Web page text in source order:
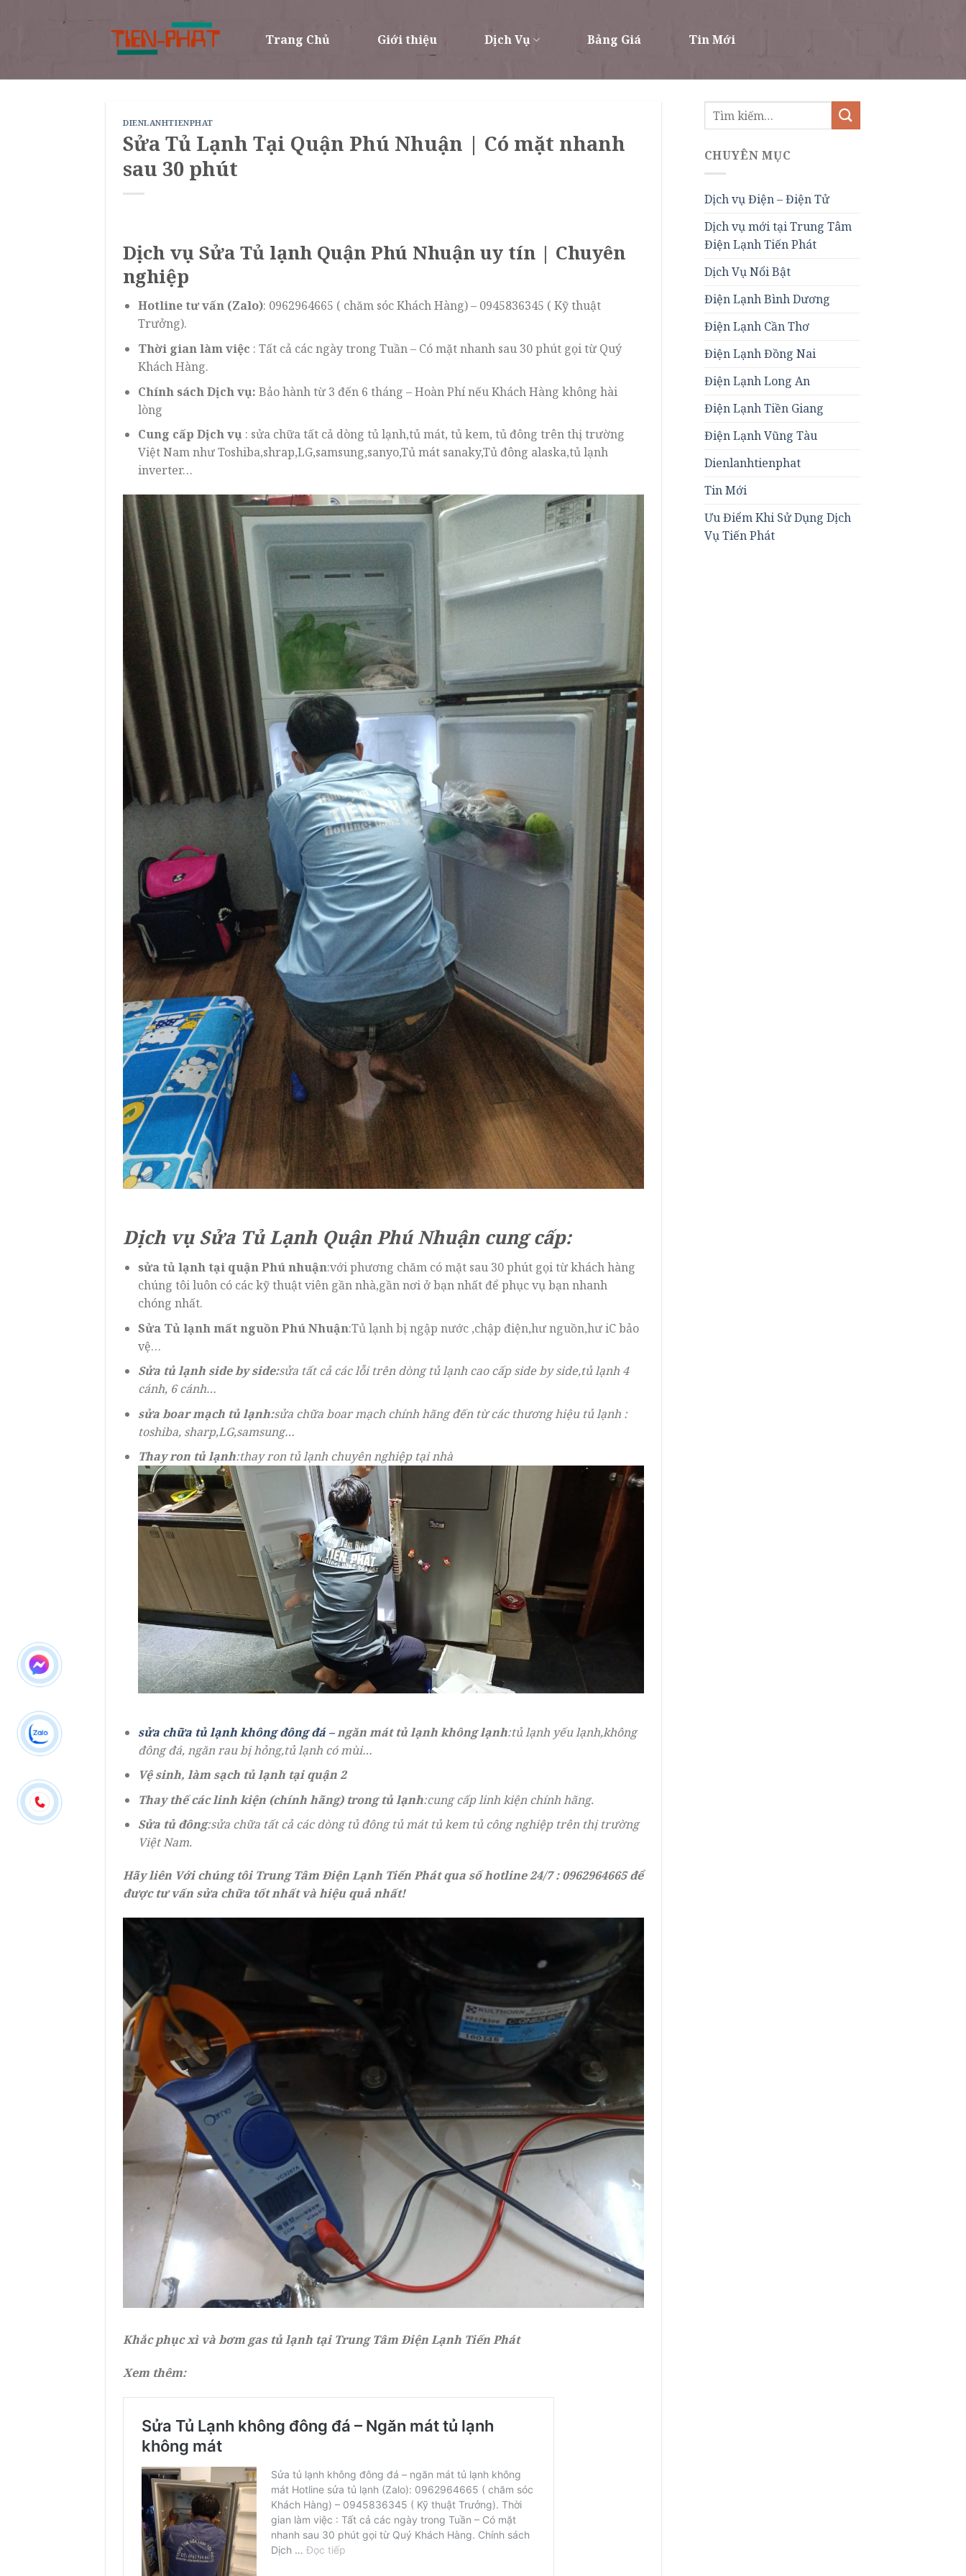
Trang Chủ Giới thiệu Dịch Vụ Bảng Giá Tin Mới
DIENLANHTIENPHAT
Sửa Tủ Lạnh Tại Quận Phú Nhuận | Có mặt nhanh
sau 30 phút
Dịch vụ Sửa Tủ lạnh Quận Phú Nhuận uy tín | Chuyên
nghiệp
Hotline tư vấn (Zalo): 0962964665 ( chăm sóc Khách Hàng) – 0945836345 ( Kỹ thuật
Trưởng).
Thời gian làm việc : Tất cả các ngày trong Tuần – Có mặt nhanh sau 30 phút gọi từ Quý
Khách Hàng.
Chính sách Dịch vụ: Bảo hành từ 3 đến 6 tháng – Hoàn Phí nếu Khách Hàng không hài
lòng
Cung cấp Dịch vụ: sửa chữa tất cả dòng tủ lạnh,tủ mát, tủ kem, tủ đông trên thị trường
Việt Nam như Toshiba,shrap,LG,samsung,sanyo,Tủ mát sanaky,Tủ đông alaska,tủ lạnh
inverter…
Dịch vụ Sửa Tủ Lạnh Quận Phú Nhuận cung cấp:
sửa tủ lạnh tại quận Phú nhuận:với phương chăm có mặt sau 30 phút gọi từ khách hàng
chúng tôi luôn có các kỹ thuật viên gần nhà,gần nơi ở bạn nhất để phục vụ bạn nhanh
chóng nhất.
Sửa Tủ lạnh mất nguồn Phú Nhuận:Tủ lạnh bị ngập nước ,chập điện,hư nguồn,hư iC bảo
vệ…
Sửa tủ lạnh side by side:sửa tất cả các lỗi trên dòng tủ lạnh cao cấp side by side,tủ lạnh 4
cánh, 6 cánh…
sửa boar mạch tủ lạnh:sửa chữa boar mạch chính hãng đến từ các thương hiệu tủ lạnh :
toshiba, sharp,LG,samsung…
Thay ron tủ lạnh:thay ron tủ lạnh chuyên nghiệp tại nhà
sửa chữa tủ lạnh không đông đá –ngăn mát tủ lạnh không lạnh:tủ lạnh yếu lạnh,không
đông đá, ngăn rau bị hỏng,tủ lạnh có mùi…
Vệ sinh, làm sạch tủ lạnh tại quận 2
Thay thế các linh kiện (chính hãng) trong tủ lạnh:cung cấp linh kiện chính hãng.
Sửa tủ đông:sửa chữa tất cả các dòng tủ đông tủ mát tủ kem tủ công nghiệp trên thị trường
Việt Nam.
Hãy liên Với chúng tôi Trung Tâm Điện Lạnh Tiến Phát qua số hotline 24/7 : 0962964665 để
được tư vấn sửa chữa tốt nhất và hiệu quả nhất!
Khắc phục xì và bơm gas tủ lạnh tại Trung Tâm Điện Lạnh Tiến Phát
Xem thêm:
CHUYÊN MỤC
Dịch vụ Điện – Điện Tử
Dịch vụ mới tại Trung Tâm
Điện Lạnh Tiến Phát
Dịch Vụ Nổi Bật
Điện Lạnh Bình Dương
Điện Lạnh Cần Thơ
Điện Lạnh Đồng Nai
Điện Lạnh Long An
Điện Lạnh Tiền Giang
Điện Lạnh Vũng Tàu
Dienlanhtienphat
Tin Mới
Ưu Điểm Khi Sử Dụng Dịch
Vụ Tiến Phát